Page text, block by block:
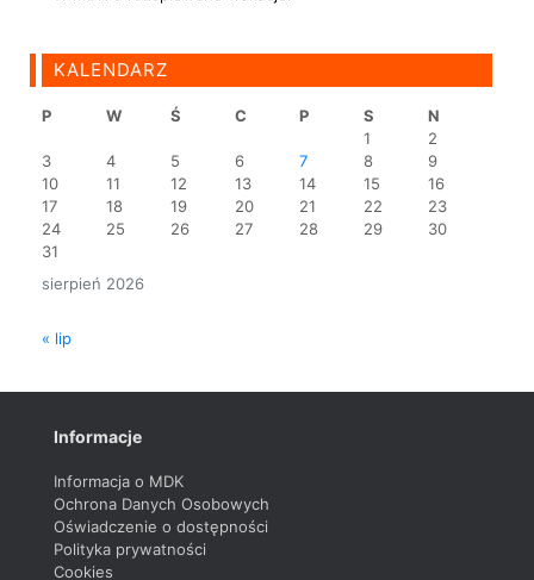
KALENDARZ
sierpień 2026
P W Ś C P S
N
1
2
3
4 5 6 7 8
9
10
11 12 13 14 15
16
17
18 19 20 21 22
23
24
25 26 27 28 29
30
31
« lip
Informacje
Informacja o MDK
Ochrona Danych Osobowych
Oświadczenie o dostępności
Polityka prywatności
Cookies